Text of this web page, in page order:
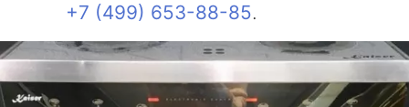
+7 (499) 653-88-85.